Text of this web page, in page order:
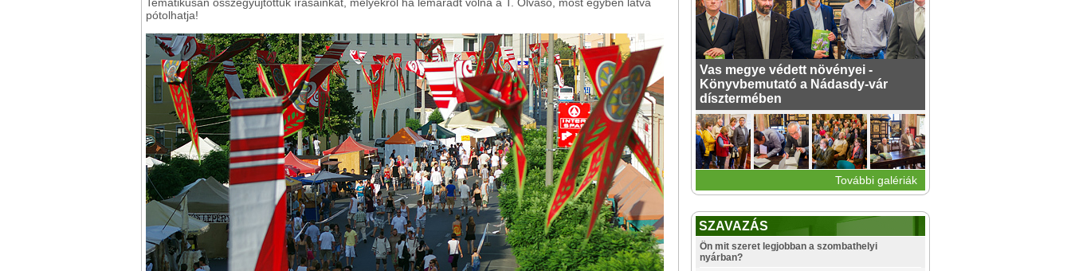
pótolhatja!
Vas megye védett növényei -
Könyvbemutató a Nádasdy-vár
dísztermében
További galériák
SZAVAZÁS
Ön mit szeret legjobban a szombathelyi
nyárban?